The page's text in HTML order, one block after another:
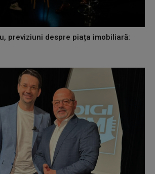
previziuni despre piața imobiliară: